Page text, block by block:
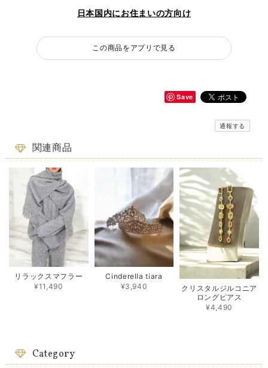
日本国内にお住まいの方向け
この商品をアプリで見る
Save
通報する
関連商品
リラックスマフラー
¥11,490
Cinderella tiara
¥3,940
クリスタルジルコニア
ロングピアス
¥4,490
Category